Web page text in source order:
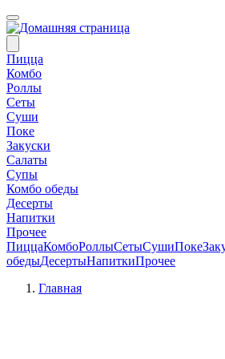
Пицца
Комбо
Роллы
Сеты
Суши
Поке
Закуски
Салаты
Супы
Комбо обеды
Десерты
Напитки
Прочее
ПиццаКомбоРоллыСетыСушиПоке
обедыДесертыНапиткиПрочее
Главная